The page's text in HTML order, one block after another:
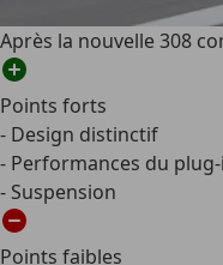
Après la nouvelle 308
Points forts
- Design distinctif
- Performances du
- Suspension
Points faibles